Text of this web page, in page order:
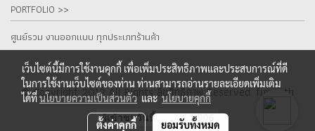
PORTFOLIO >>
ศูนย์รวม งานออกแบบ ทุกประเภทร้านค้า
© Copyright 2012 All Rights ลิขสิทธิ์ภาพ Reserved. fur.co.th
ผู้เข้าชมวันนี้ 1,906
เว็บไซต์นี้มีการใช้งานคุกกี้ เพื่อเพิ่มประสิทธิภาพและประสบการณ์ที่ดี
ในการใช้งานเว็บไซต์ของท่าน ท่านสามารถอ่านรายละเอียดเพิ่มเติม
ได้ที่นโยบายความเป็นส่วนตัวและนโยบายคุกกี้
ตั้งค่าคุกกี้ ยอมรับทั้งหมด